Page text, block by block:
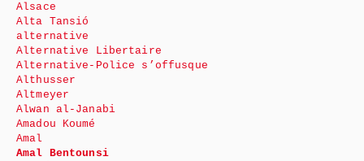
Alsace
Alta Tansió
alternative
Alternative Libertaire
Alternative-Police s’offusque
Althusser
Altmeyer
Alwan al-Janabi
Amadou Koumé
Amal
Amal Bentounsi